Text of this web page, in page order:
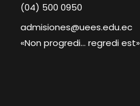
(04) 500 0950
admisiones@uees.edu.ec
«Non progredi… regredi est»